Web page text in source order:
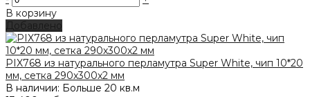
В корзину
Добавлено
PIX768 из натурального перламутра Super White, чип 10*20
мм, сетка 290х300х2 мм
В наличии: Больше 20 кв.м